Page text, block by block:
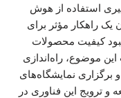
استفاده از هوش
راهکار مؤثر برای
کیفیت محصولات
موضوع، راه‌اندازی
نمایشگاه‌های
ترویج این فناوری در